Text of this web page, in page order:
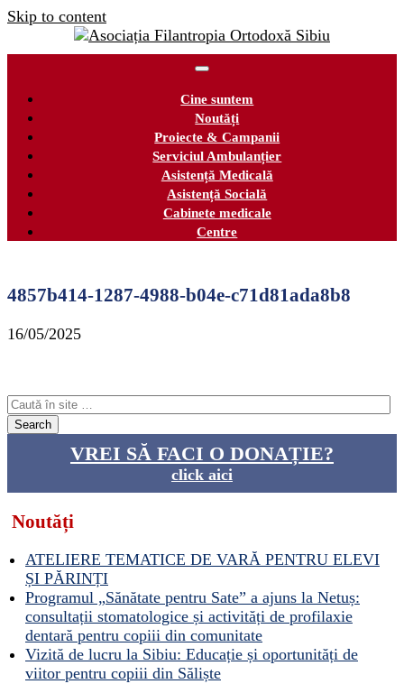
Skip to content
Cine suntem
Noutăți
Proiecte & Campanii
Serviciul Ambulanțier
Asistență Medicală
Asistență Socială
Cabinete medicale
Centre
4857b414-1287-4988-b04e-c71d81ada8b8
16/05/2025
VREI SĂ FACI O DONAȚIE?
click aici
Noutăți
ATELIERE TEMATICE DE VARĂ PENTRU ELEVI
ȘI PĂRINȚI
Programul „Sănătate pentru Sate” a ajuns la Netuș:
consultații stomatologice și activități de profilaxie
dentară pentru copiii din comunitate
Vizită de lucru la Sibiu: Educație și oportunități de
viitor pentru copiii din Săliște